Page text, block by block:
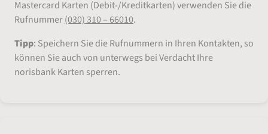
Mastercard Karten (Debit-/Kreditkarten) verwenden Sie die
Rufnummer(030) 310 – 66010.
Tipp: Speichern Sie die Rufnummern in Ihren Kontakten, so
können Sie auch von unterwegs bei Verdacht Ihre
norisbank Karten sperren.